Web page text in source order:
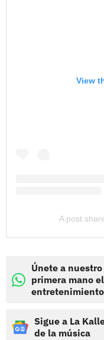
View
A post
Únete a
primera mano
Sigue a La
de la música